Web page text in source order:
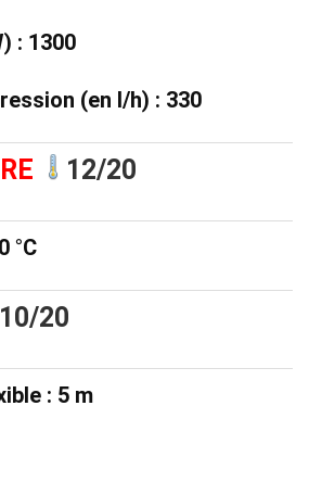
: 1300
(en l/h) : 330
12/20
°C
10/20
: 5 m